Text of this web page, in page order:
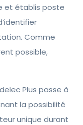
et établis poste
Comme
possible,
Plus passe à
la possibilité
unique durant